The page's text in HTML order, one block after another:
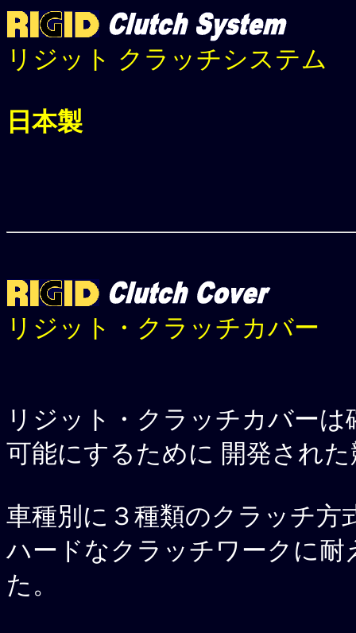
リジット クラッチシステム
日本製
リジット・クラッチカバー
リジット・クラッチカバー
可能にするために 開発され
車種別に３種類のクラッチ方
ハードなクラッチワークに
た。